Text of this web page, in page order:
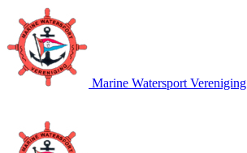
Marine Watersport Vereniging